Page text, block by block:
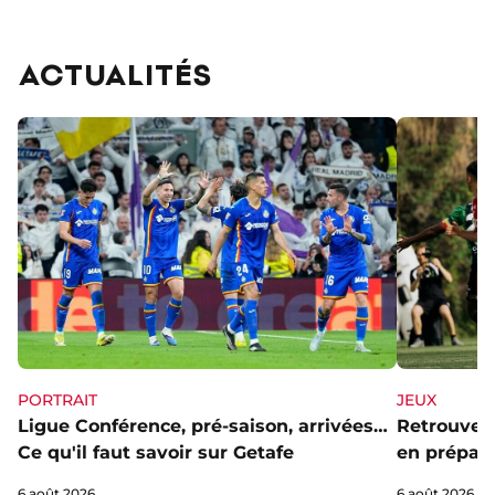
ACTUALITÉS
PORTRAIT
Ligue Conférence, pré-saison, arrivées…
Ce qu'il faut savoir sur Getafe
JEUX
Retrouve
en prépa'